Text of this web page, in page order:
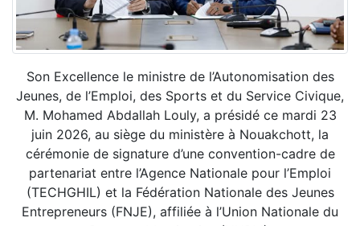
Son Excellence le ministre de l’Autonomisation des
Jeunes, de l’Emploi, des Sports et du Service Civique,
M. Mohamed Abdallah Louly, a présidé ce mardi 23
juin 2026, au siège du ministère à Nouakchott, la
cérémonie de signature d’une convention-cadre de
partenariat entre l’Agence Nationale pour l’Emploi
(TECHGHIL) et la Fédération Nationale des Jeunes
Entrepreneurs (FNJE), affiliée à l’Union Nationale du